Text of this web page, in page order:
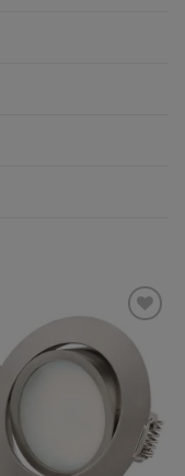
Add to
wishlist